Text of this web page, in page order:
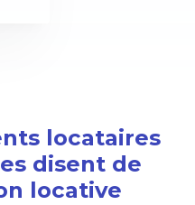
locataires
disent de
locative